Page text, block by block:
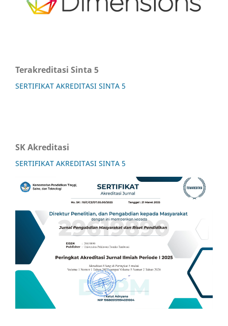
Terakreditasi Sinta 5
SERTIFIKAT AKREDITASI SINTA 5
SK Akreditasi
SERTIFIKAT AKREDITASI SINTA 5